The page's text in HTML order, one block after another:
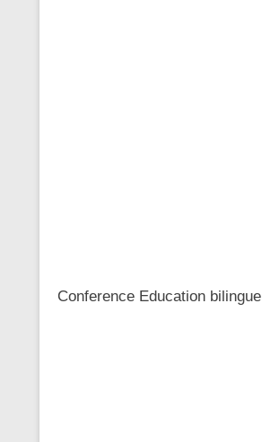
Conference Education bilingue